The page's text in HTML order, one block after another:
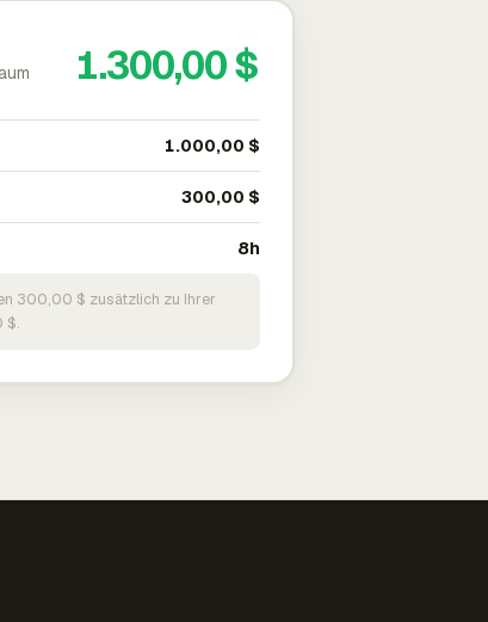
1.300,00 $
1.000,00 $
300,00 $
8h
300,00 $ zusätzlich zu Ihrer
$.